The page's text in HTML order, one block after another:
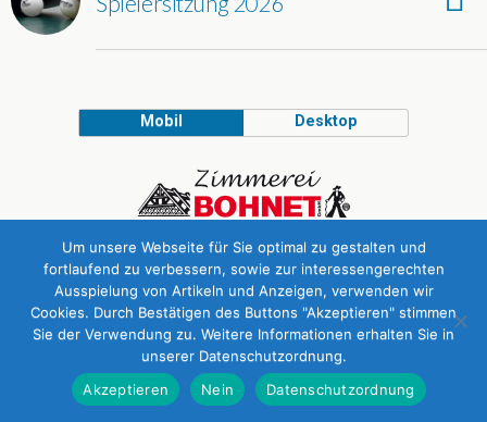
Mobil Desktop
© Offizielle Website des Tischtennis Mötzingen e.V.
Um unsere Webseite für Sie optimal zu gestalten und
fortlaufend zu verbessern, sowie zur interessengerechten
Ausspielung von Artikeln und Anzeigen, verwenden wir
Cookies. Durch Bestätigen des Buttons "Akzeptieren" stimmen
Sie der Verwendung zu. Weitere Informationen erhalten Sie in
unserer Datenschutzordnung.
Akzeptieren
Nein Datenschutzordnung